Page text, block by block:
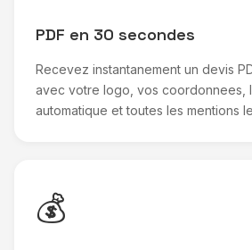
PDF en 30 secondes
Recevez instantanement un devis
avec votre logo, vos coordonnees,
automatique et toutes les mentions
💰